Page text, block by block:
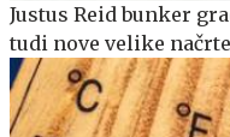
Justus Reid bunker
tudi nove velike načrte